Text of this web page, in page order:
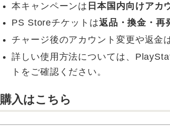
本キャンペーンは 日本国内向けアカ
PS Storeチケットは返品・換金・再
チャージ後のアカウント変更や返金
詳しい使用方法については、
トをご確認ください。
購入はこちら